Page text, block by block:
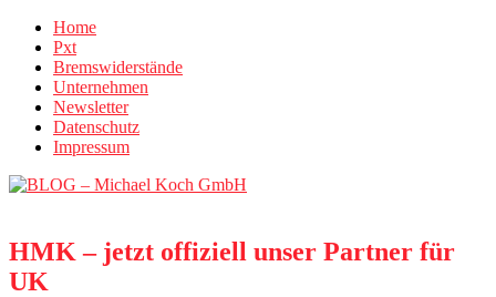
Home
Pxt
Bremswiderstände
Unternehmen
Newsletter
Datenschutz
Impressum
HMK – jetzt offiziell unser Partner für
UK